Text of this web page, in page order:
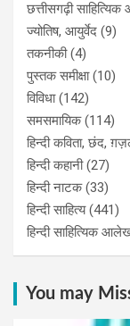
छत्तीसगढ़ी
ज्योतिष, आयुर्वेद (9)
तकनीकी(4)
पुस्‍तक समीक्षा(10)
विविधा(142)
समसमायिक(114)
हिन्दी कविता, छंद,
हिन्दी कहानी(27)
हिन्‍दी नाटक(33)
हिन्दी साहित्य(441)
हिन्दी साहित्यिक
You may